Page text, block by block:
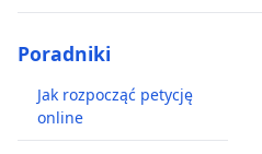
Poradniki
Jak rozpocząć petycję
online